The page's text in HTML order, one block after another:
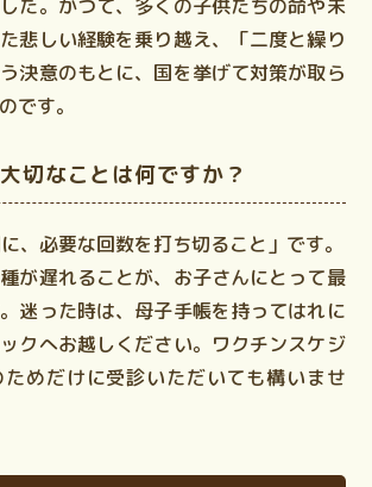
た。かつて、多くの子供たちの命や未
悲しい経験を乗り越え、「二度と繰り
決意のもとに、国を挙げて対策が取ら
です。
切なことは何ですか？
、必要な回数を打ち切ること」です。
が遅れることが、お子さんにとって最
迷った時は、母子手帳を持ってはれに
クへお越しください。ワクチンスケジ
ためだけに受診いただいても構いませ